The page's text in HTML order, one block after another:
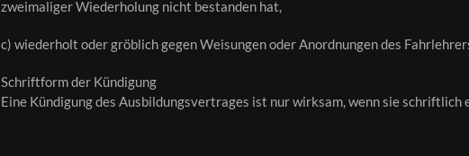
zweimaliger Wiederholung nicht bestanden hat,
c) wiederholt oder gröblich gegen Weisungen oder Anordnungen des
Schriftform der Kündigung
Eine Kündigung des Ausbildungsvertrages ist nur wirksam, wenn sie schriftlich